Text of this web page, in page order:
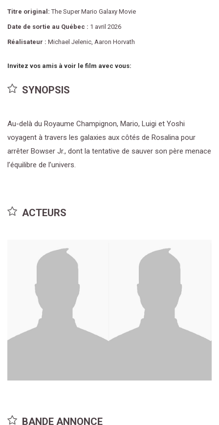
Titre original:The Super Mario Galaxy Movie
Date de sortie au Québec : 1 avril 2026
Réalisateur : Michael Jelenic, Aaron Horvath
Invitez vos amis à voir le film avec vous:
SYNOPSIS
Au-delà du Royaume Champignon, Mario, Luigi et Yoshi
voyagent à travers les galaxies aux côtés de Rosalina pour
arrêter Bowser Jr., dont la tentative de sauver son père menace
l’équilibre de l’univers.
ACTEURS
Chris Pratt
BANDE ANNONCE